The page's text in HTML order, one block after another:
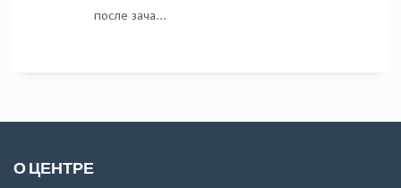
после зача...
О ЦЕНТРЕ